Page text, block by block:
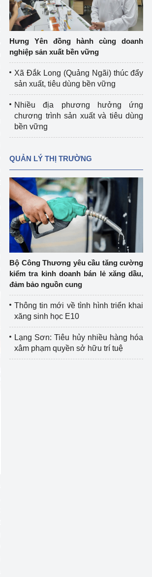
Hưng Yên đồng hành cùng doanh
nghiệp sản xuất bền vững
Xã Đắk Long (Quảng Ngãi) thúc đẩy
sản xuất, tiêu dùng bền vững
Nhiều địa phương hưởng ứng
chương trình sản xuất và tiêu dùng
bền vững
QUẢN LÝ THỊ TRƯỜNG
Bộ Công Thương yêu cầu tăng cường
kiểm tra kinh doanh bán lẻ xăng dầu,
đảm bảo nguồn cung
Thông tin mới về tình hình triển khai
xăng sinh học E10
Lạng Sơn: Tiêu hủy nhiều hàng hóa
xâm phạm quyền sở hữu trí tuệ